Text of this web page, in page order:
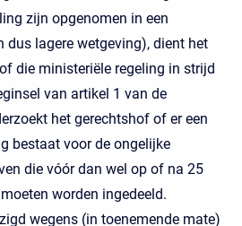
zijn opgenomen in een
dus lagere wetgeving), dient het
die ministeriële regeling in strijd
van artikel 1 van de
het gerechtshof of er een
bestaat voor de ongelijke
die vóór dan wel op of na 25
worden ingedeeld.
wegens (in toenemende mate)